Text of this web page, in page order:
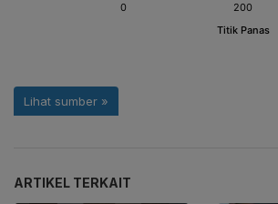
ARTIKEL TERKAIT